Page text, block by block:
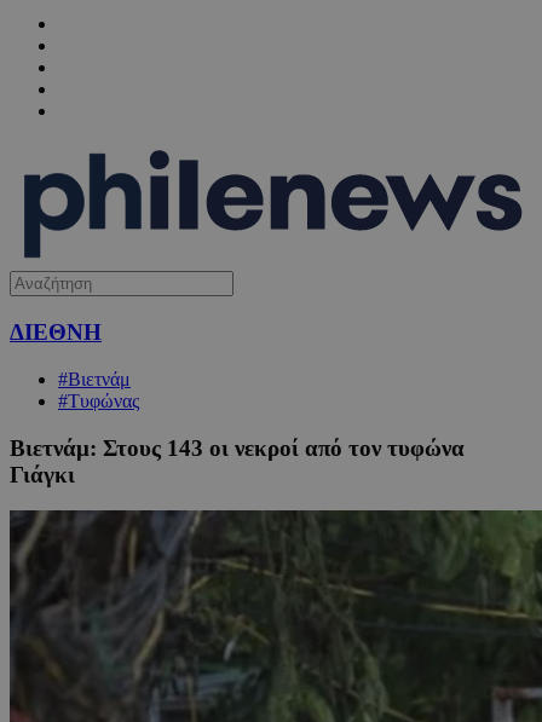
ΔΙΕΘΝΗ
#Βιετνάμ
#Τυφώνας
Βιετνάμ: Στους 143 οι νεκροί από τον τυφώνα
Γιάγκι